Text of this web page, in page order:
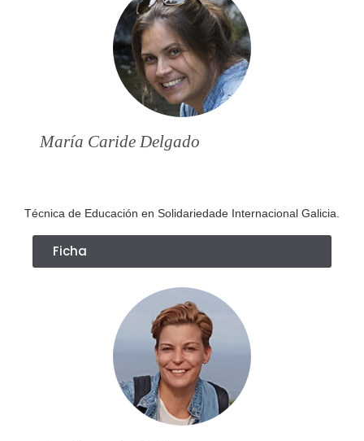
María Caride Delgado
Técnica de Educación en Solidariedade Internacional Galicia.
Ficha